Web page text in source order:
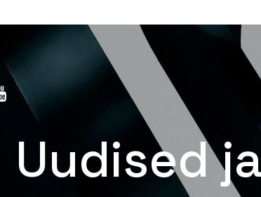
Uudised